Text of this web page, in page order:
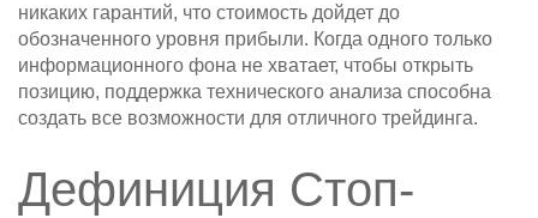
никаких гарантий, что стоимость дойдет до
обозначенного уровня прибыли. Когда одного только
информационного фона не хватает, чтобы открыть
позицию, поддержка технического анализа способна
создать все возможности для отличного трейдинга.
Дефиниция Стоп-